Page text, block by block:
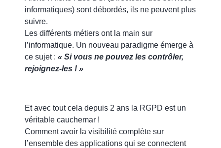
informatiques) sont débordés, ils ne peuvent plus
suivre.
Les différents métiers ont la main sur
l’informatique. Un nouveau paradigme émerge à
ce sujet : « Si vous ne pouvez les contrôler,
rejoignez-les ! »
Et avec tout cela depuis 2 ans la RGPD est un
véritable cauchemar !
Comment avoir la visibilité complète sur
l’ensemble des applications qui se connectent